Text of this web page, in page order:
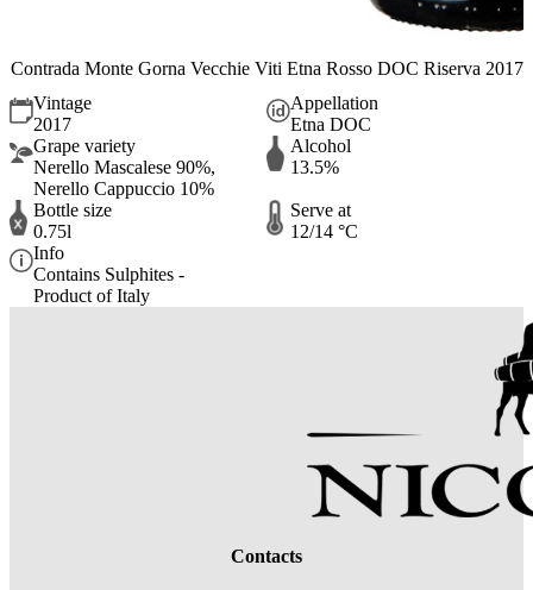
Contrada Monte Gorna Vecchie Viti Etna Rosso DOC Riserva 2017
Vintage
2017
Appellation
Etna DOC
Grape variety
Nerello Mascalese 90%,
Nerello Cappuccio 10%
Alcohol
13.5%
Bottle size
0.75l
Serve at
12/14 °C
Info
Contains Sulphites -
Product of Italy
Contacts